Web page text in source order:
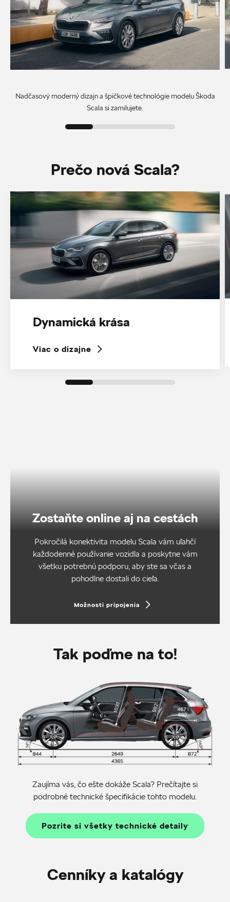
Nadčasový moderný dizajn a špičkové technológie modelu Škoda
Scala si zamilujete.
Prečo nová Scala?
Dynamická krása
Viac o dizajne
Zostaňte online aj na cestách
Pokročilá konektivita modelu Scala vám uľahčí
každodenné používanie vozidla a poskytne vám
všetku potrebnú podporu, aby ste sa včas a
pohodlne dostali do cieľa.
Možnosti pripojenia
Tak poďme na to!
Zaujíma vás, čo ešte dokáže Scala? Prečítajte si
podrobné technické špecifikácie tohto modelu.
Pozrite si všetky technické detaily
Cenníky a katalógy